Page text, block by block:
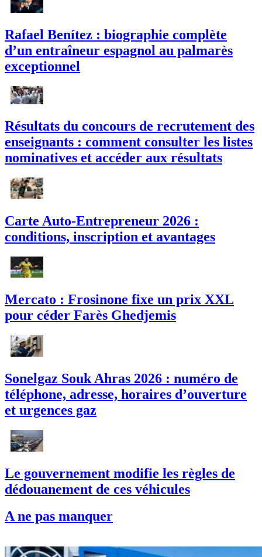
Rafael Benítez : biographie complète
d’un entraîneur espagnol au palmarès
exceptionnel
Résultats du concours de recrutement des
enseignants : comment consulter les listes
nominatives et accéder aux résultats
Carte Auto-Entrepreneur 2026 :
conditions, inscription et avantages
Mercato : Frosinone fixe un prix XXL
pour céder Farès Ghedjemis
Sonelgaz Souk Ahras 2026 : numéro de
téléphone, adresse, horaires d’ouverture
et urgences gaz
Le gouvernement modifie les règles de
dédouanement de ces véhicules
A ne pas manquer